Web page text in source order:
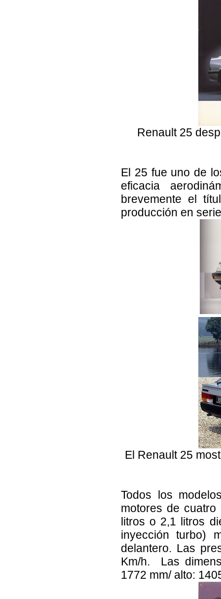
Renault 25
El 25 fue uno de
eficacia
brevemente el
producción en
El Renault 25
Todos los
motores de
litros o 2,1 litros
inyección turbo)
delantero. Las
Km/h.
Las
1772 mm/ alto: